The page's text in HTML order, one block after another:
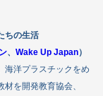
ちの生活
、 Wake Up Japan）
海洋プラスチックをめ
を開発教育協会、